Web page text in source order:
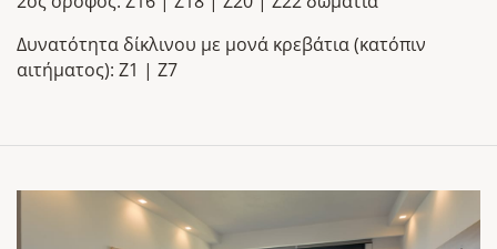
Δυνατότητα δίκλινου με μονά κρεβάτια (κατόπιν
αιτήματος): Z1 | Z7